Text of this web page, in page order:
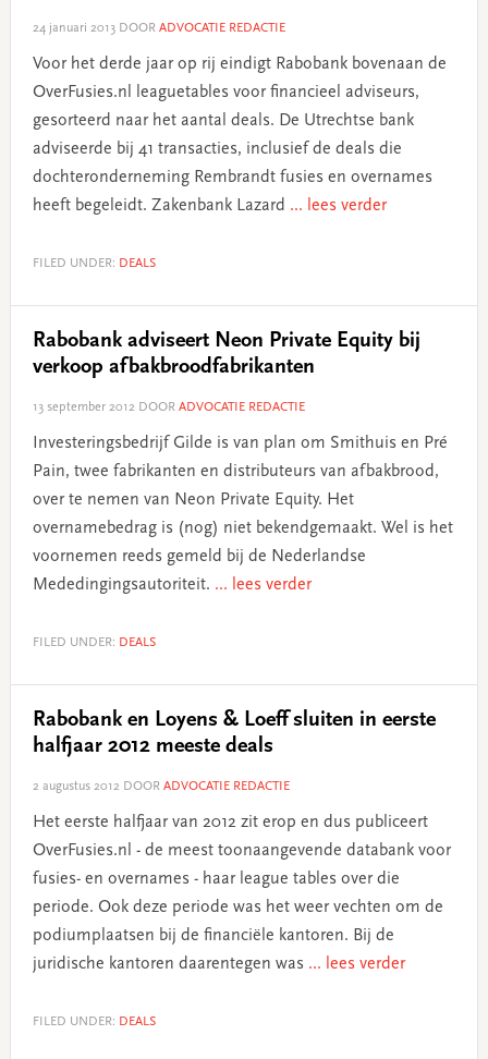
24 januari 2013DOOR ADVOCATIE REDACTIE
Voor het derde jaar op rij eindigt Rabobank bovenaan de
OverFusies.nl leaguetables voor financieel adviseurs,
gesorteerd naar het aantal deals. De Utrechtse bank
adviseerde bij 41 transacties, inclusief de deals die
dochteronderneming Rembrandt fusies en overnames
heeft begeleidt. Zakenbank Lazard ... lees verder
FILED UNDER: DEALS
Rabobank adviseert Neon Private Equity bij
verkoop afbakbroodfabrikanten
13 september 2012DOOR ADVOCATIE REDACTIE
Investeringsbedrijf Gilde is van plan om Smithuis en Pré
Pain, twee fabrikanten en distributeurs van afbakbrood,
over te nemen van Neon Private Equity. Het
overnamebedrag is (nog) niet bekendgemaakt. Wel is het
voornemen reeds gemeld bij de Nederlandse
Mededingingsautoriteit. ... lees verder
FILED UNDER: DEALS
Rabobank en Loyens & Loeff sluiten in eerste
halfjaar 2012 meeste deals
2 augustus 2012DOOR ADVOCATIE REDACTIE
Het eerste halfjaar van 2012 zit erop en dus publiceert
OverFusies.nl - de meest toonaangevende databank voor
fusies- en overnames - haar league tables over die
periode. Ook deze periode was het weer vechten om de
podiumplaatsen bij de financiële kantoren. Bij de
juridische kantoren daarentegen was ... lees verder
FILED UNDER: DEALS